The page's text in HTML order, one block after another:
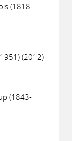
(1818-
(2012)
(1843-